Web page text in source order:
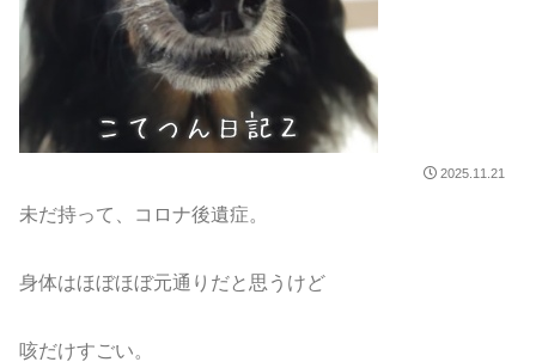
2025.11.21
未だ持って、コロナ後遺症。
身体はほぼほぼ元通りだと思うけど
咳だけすごい。